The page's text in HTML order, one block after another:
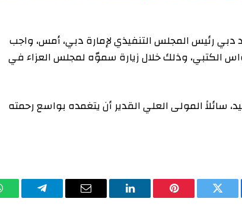
رئيس المجلس التنفيذي لإمارة دبي، أمس، واجب
الكتبي، وذلك خلال زيارة سموّه لمجلس العزاء في
سائلاً المولى العلي القدير أن يتغمده بواسع رحمته
تويتر بينتيريستلينكدإن البريد
تيلقرام